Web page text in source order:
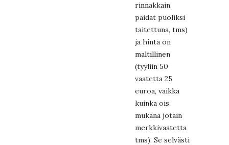
rinnakkain,
paidat puoliksi
taitettuna, tms)
ja hinta on
maltillinen
(tyyliin 50
vaatetta 25
euroa, vaikka
kuinka ois
mukana jotain
merkkivaatetta
tms). Se selvästi